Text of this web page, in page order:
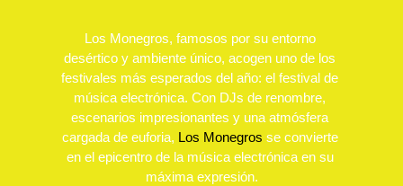
Los Monegros, famosos por su entorno
desértico y ambiente único, acogen uno de los
festivales más esperados del año: el festival de
música electrónica. Con DJs de renombre,
escenarios impresionantes y una atmósfera
cargada de euforia, Los Monegros se convierte
en el epicentro de la música electrónica en su
máxima expresión.